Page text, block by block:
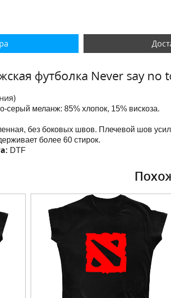
футболка Never say no
серый меланж: 85% хлопок, 15% вискоза.
без боковых швов. Плечевой шов
более 60 стирок.
DTF